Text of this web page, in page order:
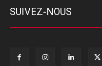
SUIVEZ-NOUS